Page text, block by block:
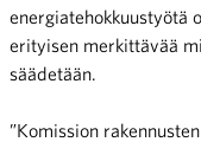
energiatehokkuustyötä
erityisen merkittävää
säädetään.
”Komission